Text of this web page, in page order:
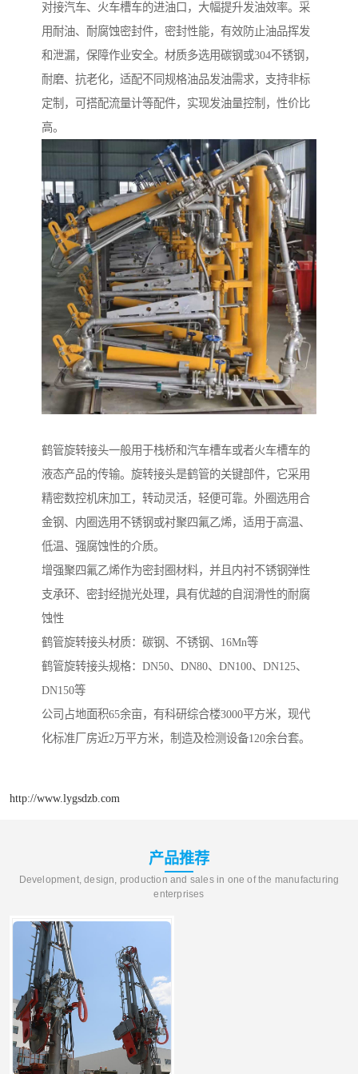
对接汽车、火车槽车的进油口，大幅提升发油效率。采
用耐油、耐腐蚀密封件，密封性能，有效防止油品挥发
和泄漏，保障作业安全。材质多选用碳钢或304不锈钢，
耐磨、抗老化，适配不同规格油品发油需求，支持非标
定制，可搭配流量计等配件，实现发油量控制，性价比
高。
鹤管旋转接头一般用于栈桥和汽车槽车或者火车槽车的
液态产品的传输。旋转接头是鹤管的关键部件，它采用
精密数控机床加工，转动灵活，轻便可靠。外圈选用合
金钢、内圈选用不锈钢或衬聚四氟乙烯，适用于高温、
低温、强腐蚀性的介质。
增强聚四氟乙烯作为密封圈材料，并且内衬不锈钢弹性
支承环、密封经抛光处理，具有优越的自润滑性的耐腐
蚀性
鹤管旋转接头材质：碳钢、不锈钢、16Mn等
鹤管旋转接头规格：DN50、DN80、DN100、DN125、
DN150等
公司占地面积65余亩，有科研综合楼3000平方米，现代
化标准厂房近2万平方米，制造及检测设备120余台套。
http://www.lygsdzb.com
产品推荐
Development, design, production and sales in one of the manufacturing
enterprises